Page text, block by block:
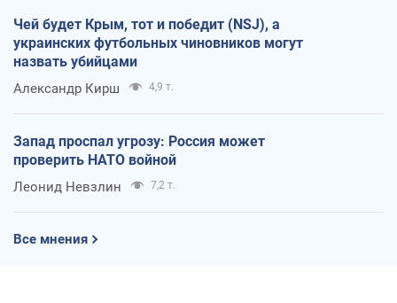
Чей будет Крым, тот и победит (NSJ), а
украинских футбольных чиновников могут
назвать убийцами
Александр Кирш 4,9 т.
Запад проспал угрозу: Россия может
проверить НАТО войной
Леонид Невзлин 7,2 т.
Все мнения